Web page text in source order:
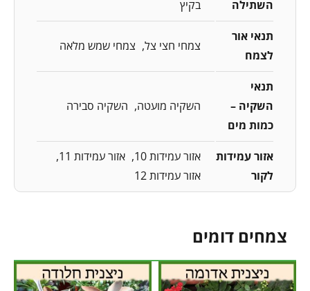
השתילה
בקיץ
תנאי אור
לצמח
צמחי חצי צל צמחי שמש מלאה
תנאי
השקיה –
כמות מים
השקיה מועטה השקיה סבירה
אזור עמידות
לקור
אזור עמידות 10
אזור עמידות 11
אזור עמידות 12
צמחים דומים